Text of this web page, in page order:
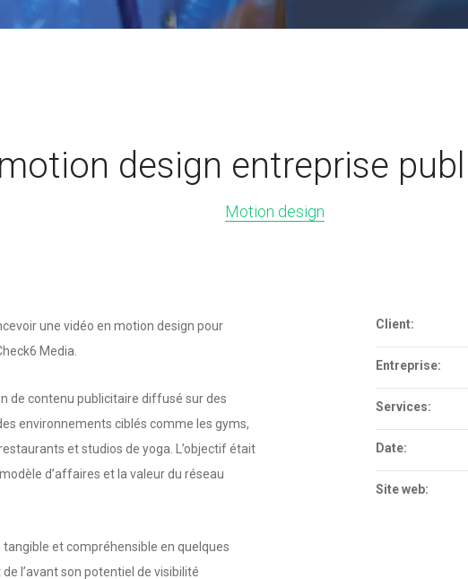
design entreprise
Motion design
une vidéo en motion design pour
Media.
de contenu publicitaire diffusé sur des
environnements ciblés comme les gyms,
et studios de yoga. L’objectif était
d’affaires et la valeur du réseau
et compréhensible en quelques
l’avant son potentiel de visibilité
Client:
Entreprise:
Services:
Date:
Site web: